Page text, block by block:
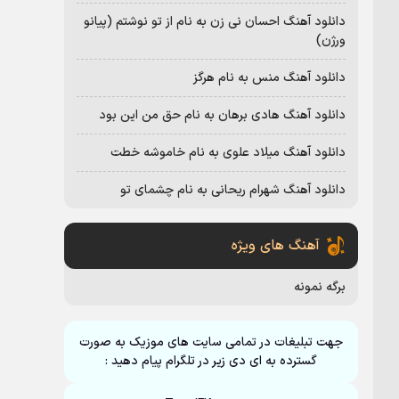
دانلود آهنگ احسان نی زن به نام از تو نوشتم (پیانو
ورژن)
دانلود آهنگ منس به نام هرگز
دانلود آهنگ هادی برهان به نام حق من این بود
دانلود آهنگ میلاد علوی به نام خاموشه خطت
دانلود آهنگ شهرام ریحانی به نام چشمای تو
آهنگ های ویژه
برگه نمونه
جهت تبلیغات در تمامی سایت های موزیک به صورت
گسترده به ای دی زیر در تلگرام پیام دهید :